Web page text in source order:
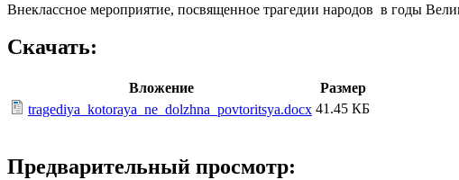
Внеклассное мероприятие, посвященное трагедии народов в годы
Скачать:
Вложение
Размер
tragediya_kotoraya_ne_dolzhna_povtoritsya.docx 41.45 КБ
Предварительный просмотр: